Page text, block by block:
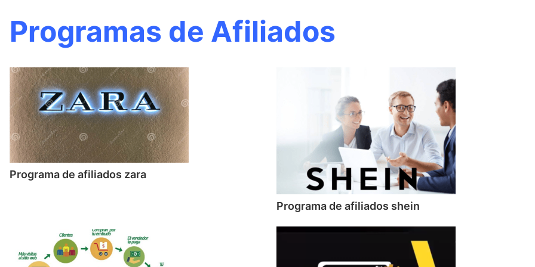
Programas de Afiliados
Programa de afiliados zara
Programa de afiliados shein